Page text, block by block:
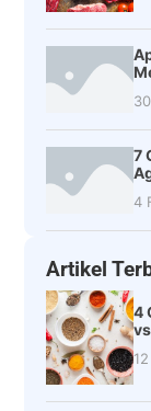
7
4
Artikel
4